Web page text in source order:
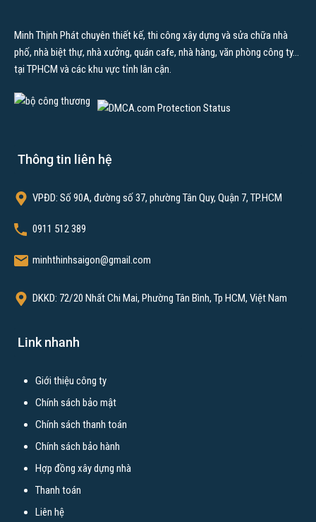
Minh Thịnh Phát chuyên thiết kế, thi công xây dựng và sửa chữa nhà
phố, nhà biệt thự, nhà xưởng, quán cafe, nhà hàng, văn phòng công ty…
tại TPHCM và các khu vực tỉnh lân cận.
Thông tin liên hệ
VPĐD: Số 90A, đường số 37, phường Tân Quy, Quận 7, TP.HCM
0911 512 389
minhthinhsaigon@gmail.com
DKKD: 72/20 Nhất Chi Mai, Phường Tân Bình, Tp HCM, Việt Nam
Link nhanh
Giới thiệu công ty
Chính sách bảo mật
Chính sách thanh toán
Chính sách bảo hành
Hợp đồng xây dựng nhà
Thanh toán
Liên hệ